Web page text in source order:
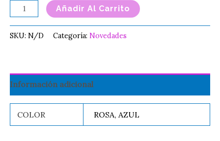
Añadir Al Carrito
SKU: N/D Categoría: Novedades
Información adicional
COLOR ROSA, AZUL